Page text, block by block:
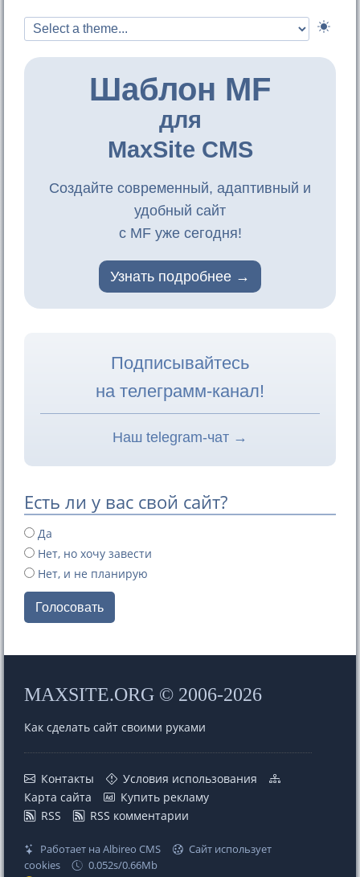
Шаблон MF
для
MaxSite CMS
Создайте современный, адаптивный и
удобный сайт
с MF уже сегодня!
Узнать подробнее
Подписывайтесь
на телеграмм-канал!
Наш telegram-чат →
Есть ли у вас свой сайт?
Да
Нет, но хочу завести
Нет, и не планирую
Голосовать
MAXSITE.ORG © 2006-2026
Как сделать сайт своими руками
Контакты
Условия использования
Карта сайта
Купить рекламу
RSS
RSS комментарии
Работает на Albireo CMS
Сайт использует
cookies
0.052s/0.66Mb